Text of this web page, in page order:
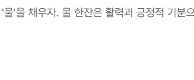
'을 채우자. 물 한잔은 활력과 긍정적 기분